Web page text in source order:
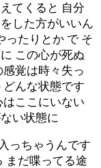
てくると 自分
した方がいいん
ったりとか で そ
この心が死ぬ
覚は時々失っ
んな状態です
ここにいない
い状態に
っちゃうんです
まだ喋ってる途